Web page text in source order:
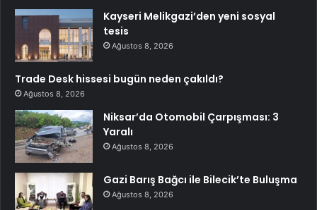
Kayseri Melikgazi’den yeni sosyal
tesis
Ağustos 8, 2026
Trade Desk hissesi bugün neden çakıldı?
Ağustos 8, 2026
Niksar’da Otomobil Çarpışması: 3
Yaralı
Ağustos 8, 2026
Gazi Barış Bağcı ile Bilecik’te Buluşma
Ağustos 8, 2026